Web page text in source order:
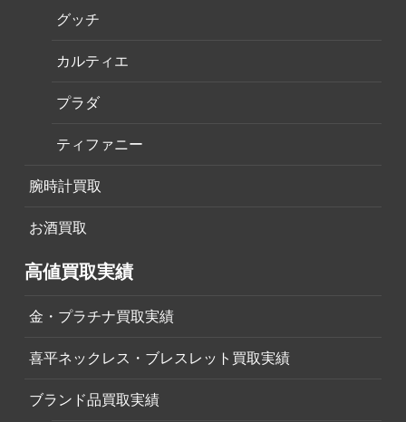
グッチ
カルティエ
プラダ
ティファニー
腕時計買取
お酒買取
高値買取実績
金・プラチナ買取実績
喜平ネックレス・ブレスレット買取実績
ブランド品買取実績